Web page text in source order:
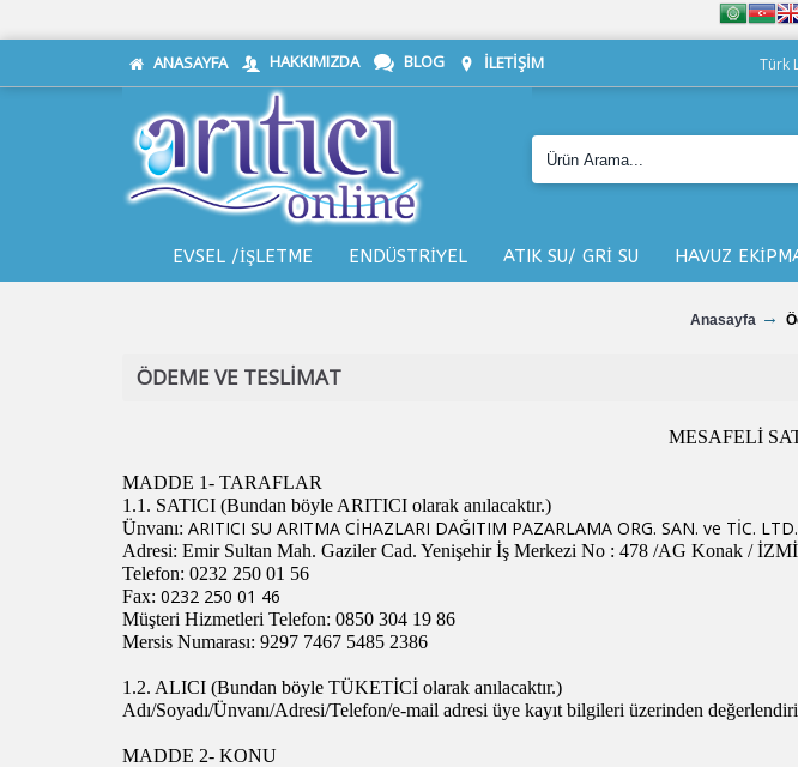
ANASAYFA HAKKIMIZDA BLOG İLETIŞIM Türk
EVSEL /İŞLETME ENDÜSTRİYEL ATIK SU/ GRİ SU HAVUZ
Anasayfa
ÖDEME VE TESLIMAT
MESAFELİ
MADDE 1- TARAFLAR
1.1. SATICI (Bundan böyle ARITICI olarak anılacaktır.)
Ünvanı: ARITICI SU ARITMA CİHAZLARI DAĞITIM PAZARLAMA ORG. SAN. ve TİC.
Adresi: Emir Sultan Mah. Gaziler Cad. Yenişehir İş Merkezi No : 478 /AG Konak /
Telefon: 0232 250 01 56
Fax: 0232 250 01 46
Müşteri Hizmetleri Telefon: 0850 304 19 86
Mersis Numarası: 9297 7467 5485 2386
1.2. ALICI (Bundan böyle TÜKETİCİ olarak anılacaktır.)
Adı/Soyadı/Ünvanı/Adresi/Telefon/e-mail adresi üye kayıt bilgileri üzerinden
MADDE 2- KONU